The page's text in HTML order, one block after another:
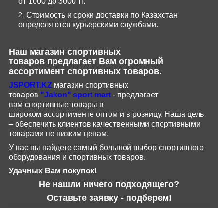
Стоимость и сроки доставки по Казахстан
определяются курьерскими службами.
Наш магазин спортивных
товаров предлагает Вам огромный
ассортимент спортивных товаров.
JSPORT.KZ магазин спортивных
товаров "Jakon" sport mart - предлагает
вам спортивные товары в
широком ассортименте оптом и в розницу. Наша цель
– обеспечить клиентов качественными спортивными
товарами по низким ценам.
У нас вы найдете самый большой выбор спортивного
оборудования и спортивных товаров.
Удачных Вам покупок!
Не нашли ничего подходящего?
Оставьте заявку - подберем!